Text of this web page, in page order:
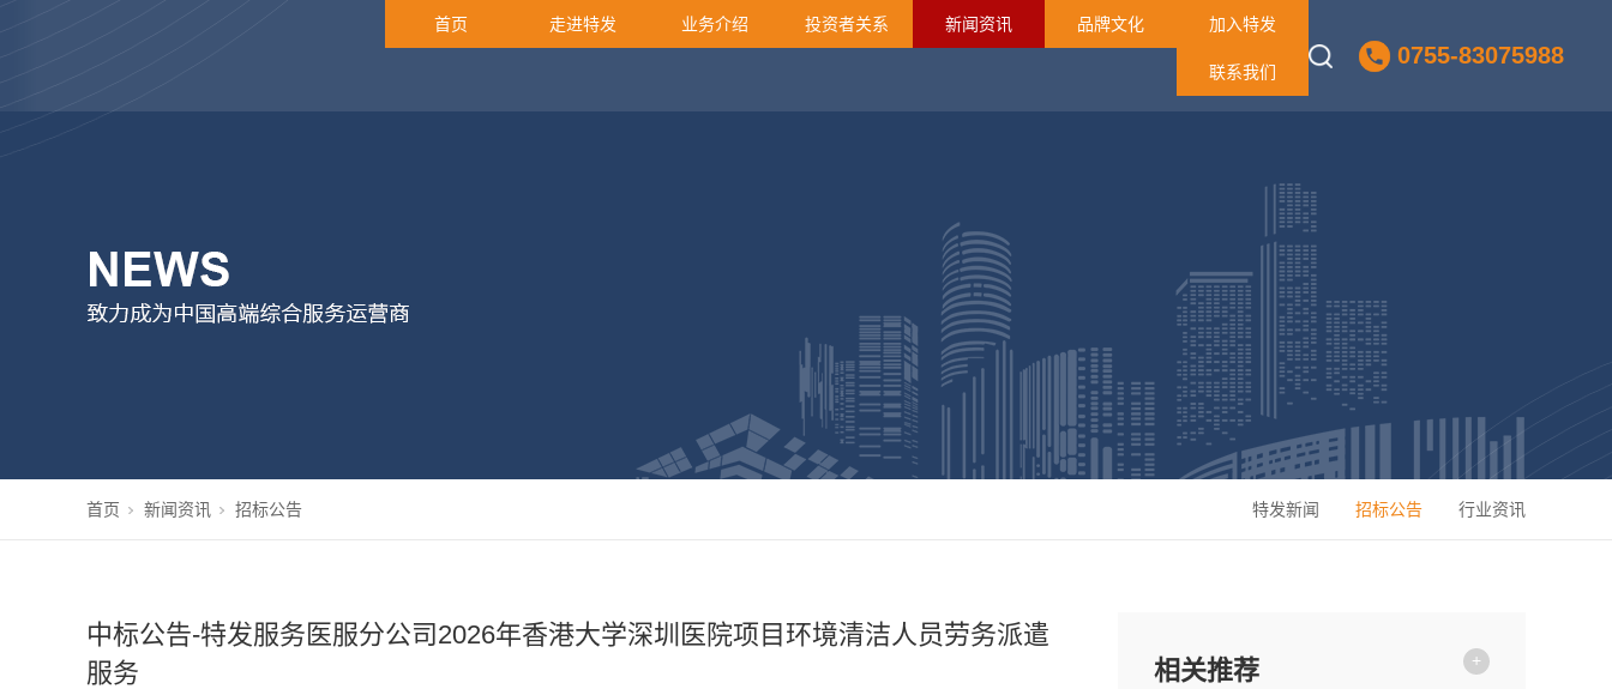
0755-83075988
首页 走进特发 业务介绍 投资者关系 新闻资讯 品牌文化 加入特发
联系我们
首页 新闻资讯 招标公告 特发新闻 招标公告 行业资讯
中标公告-特发服务医服分公司2026年香港大学深圳医院项目环境清洁人员劳务派遣
服务
相关推荐 +